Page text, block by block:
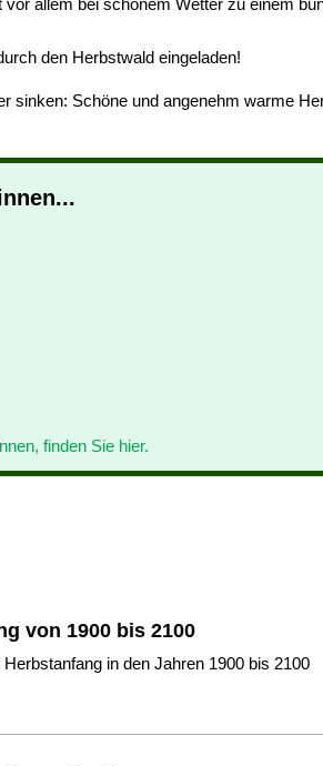
den Herbstwald eingeladen!
sinken: Schöne und angenehm warme
finden Sie hier.
von 1900 bis 2100
in den Jahren 1900 bis 2100